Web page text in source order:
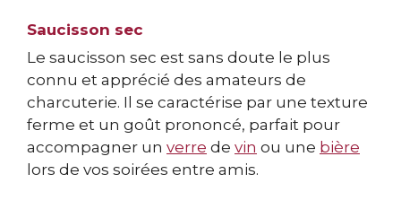
Saucisson sec
Le saucisson sec est sans doute le plus
connu et apprécié des amateurs de
charcuterie. Il se caractérise par une texture
ferme et un goût prononcé, parfait pour
accompagner un verre de vin ou une bière
lors de vos soirées entre amis.